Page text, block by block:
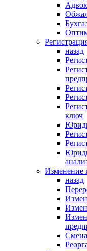
назад
ключ
Изменение
назад